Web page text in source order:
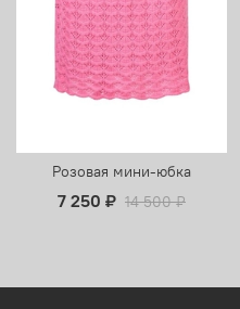
Розовая мини-юбка
7 250 ₽ 14 500 ₽